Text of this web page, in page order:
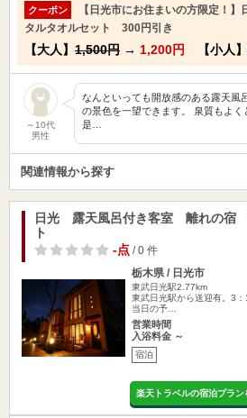
クーポン
【日光市にお住まいの方限定！
タルタオルセット 300円引き
【大人】 1,500円 → 1,200円 【小人】
～10代
男性
なんといっても開放感のある露天風
の景色を一望できます。 泉質もよ
是…
関連情報から探す
日光 露天風呂付き客室 離れの宿
ト
-点 / 0 件
栃木県 / 日光市
東武日光駅2.77km
東武日光駅から送迎有。3
当日の予…
営業時間
入浴料金 ～
宿泊
楽天トラベルの宿泊プラン